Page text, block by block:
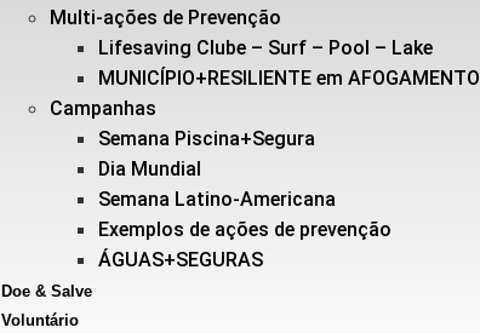
Multi-ações de Prevenção
Lifesaving Clube – Surf – Pool – Lake
MUNICÍPIO+RESILIENTE em AFOGAMENTO
Campanhas
Semana Piscina+Segura
Dia Mundial
Semana Latino-Americana
Exemplos de ações de prevenção
ÁGUAS+SEGURAS
Doe & Salve
Voluntário